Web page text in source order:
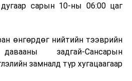
Нидерланд, Өмнөд Солонгос
шатаах технологийг ашиглаж
лаг шатаах үйлдвэрээс
сэргээн авах технологи
төвлөрсөн лаг
дулаан, цахилгаан
сарын 10-ны 06:00 цаг
өнгөрдөг нийтийн тээврийн
задгай-Сансарын
замналд түр хугацаагаар